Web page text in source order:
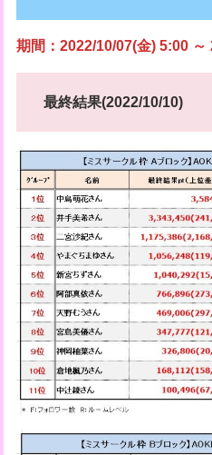
期間：2022/10/07(金) 5:00
最終結果(2022/10/10)